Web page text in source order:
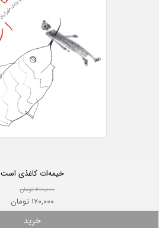
خیمه‌ات کاغذی است
۲۰۰,۰۰۰ تومان
۱۷۰,۰۰۰ تومان
خرید